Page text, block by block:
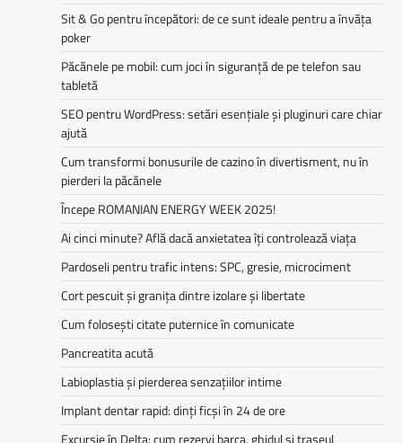
Sit & Go pentru începători: de ce sunt ideale pentru a învăța
poker
Păcănele pe mobil: cum joci în siguranță de pe telefon sau
tabletă
SEO pentru WordPress: setări esențiale și pluginuri care chiar
ajută
Cum transformi bonusurile de cazino în divertisment, nu în
pierderi la păcănele
Începe ROMANIAN ENERGY WEEK 2025!
Ai cinci minute? Află dacă anxietatea îți controlează viața
Pardoseli pentru trafic intens: SPC, gresie, microciment
Cort pescuit și granița dintre izolare și libertate
Cum folosești citate puternice în comunicate
Pancreatita acută
Labioplastia și pierderea senzațiilor intime
Implant dentar rapid: dinți ficși în 24 de ore
Excursie în Delta: cum rezervi barca, ghidul și traseul